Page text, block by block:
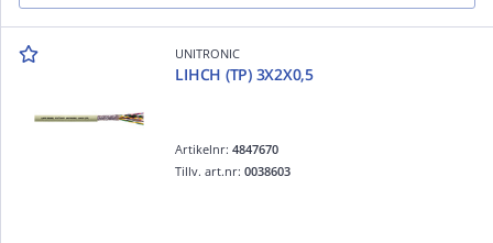
UNITRONIC
LIHCH (TP) 3X2X0,5
Artikelnr:4847670
Tillv. art.nr:0038603